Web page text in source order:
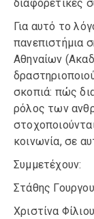
διαφορετικές
Για αυτό το
πανεπιστήμια
Αθηναίων
σκοπιά: πώς
ρόλος των
κοινωνία, σε
Συμμετέχουν:
Στάθης
Χριστίνα